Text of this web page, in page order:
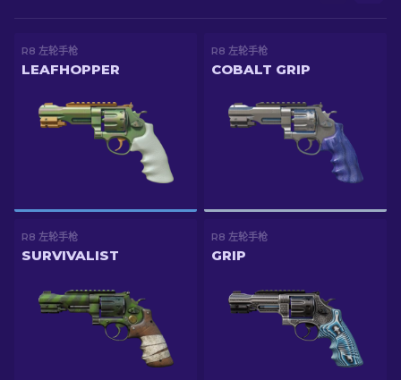
R8 左轮手枪
LEAFHOPPER
R8 左轮手枪
COBALT GRIP
R8 左轮手枪
SURVIVALIST
R8 左轮手枪
GRIP